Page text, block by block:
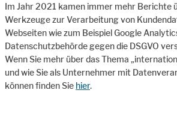
Im Jahr 2021 kamen immer mehr Berichte
Werkzeuge zur Verarbeitung von
Webseiten wie zum Beispiel Google
Datenschutzbehörde gegen die DSGVO
Wenn Sie mehr über das Thema
und wie Sie als Unternehmer mit
können finden Sie hier.